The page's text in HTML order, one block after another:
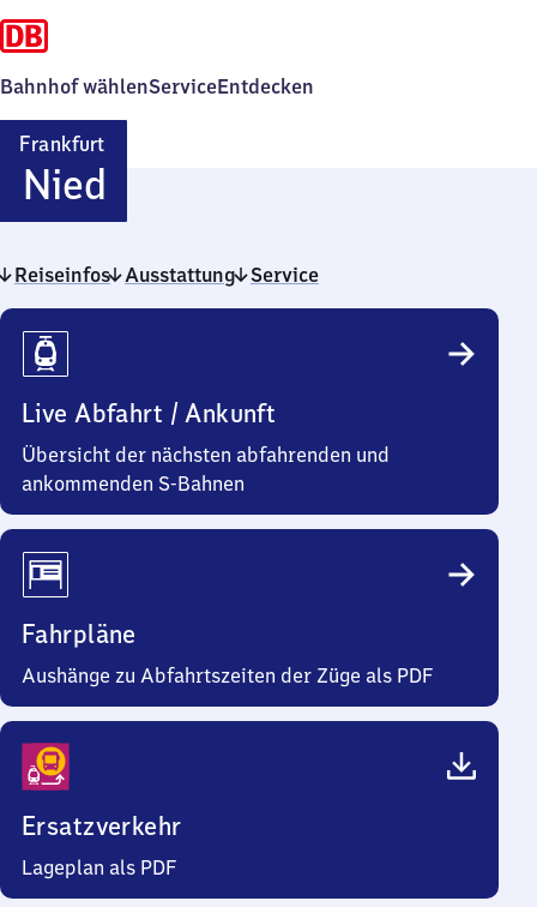
Bahnhof wählenServiceEntdecken
Frankfurt
Nied
Nied
Reiseinfos Ausstattung Service
Reiseinfos
Live Abfahrt / Ankunft
Übersicht der nächsten abfahrenden und
ankommenden S-Bahnen
Fahrpläne
Aushänge zu Abfahrtszeiten der Züge als PDF
Ersatzverkehr
Lageplan als PDF